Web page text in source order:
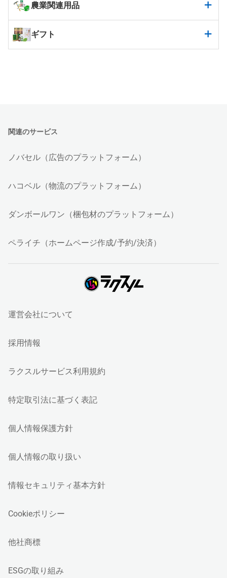
農業関連用品
ギフト
関連のサービス
ノバセル（広告のプラットフォーム）
ハコベル（物流のプラットフォーム）
ダンボールワン（梱包材のプラットフォーム）
ペライチ（ホームページ作成/予約/決済）
運営会社について
採用情報
ラクスルサービス利用規約
特定取引法に基づく表記
個人情報保護方針
個人情報の取り扱い
情報セキュリティ基本方針
Cookieポリシー
他社商標
ESGの取り組み